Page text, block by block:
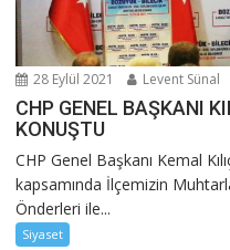
28 Eylül 2021 Levent Sünal
CHP GENEL BAŞKANI
KONUŞTU
CHP Genel Başkanı Kemal
kapsamında İlçemizin
Önderleri ile...
Siyaset